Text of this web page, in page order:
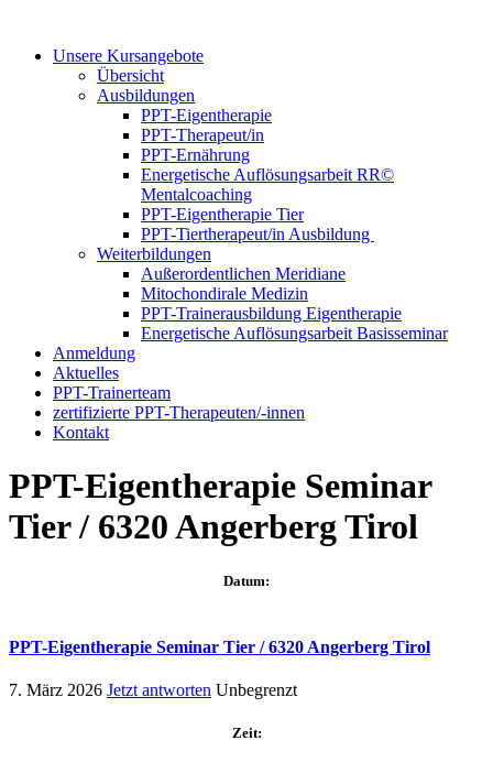
Unsere Kursangebote
Übersicht
Ausbildungen
PPT-Eigentherapie
PPT-Therapeut/in
PPT-Ernährung
Energetische Auflösungsarbeit RR©
Mentalcoaching
PPT-Eigentherapie Tier
PPT-Tiertherapeut/in Ausbildung
Weiterbildungen
Außerordentlichen Meridiane
Mitochondirale Medizin
PPT-Trainerausbildung Eigentherapie
Energetische Auflösungsarbeit Basisseminar
Anmeldung
Aktuelles
PPT-Trainerteam
zertifizierte PPT-Therapeuten/-innen
Kontakt
PPT-Eigentherapie Seminar
Tier / 6320 Angerberg Tirol
Datum:
PPT-Eigentherapie Seminar Tier / 6320 Angerberg Tirol
7. März 2026 Jetzt antworten Unbegrenzt
Zeit: